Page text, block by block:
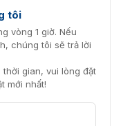
tôi
vòng 1 giờ. Nếu
chúng tôi sẽ trả lời
gian, vui lòng đặt
mới nhất!